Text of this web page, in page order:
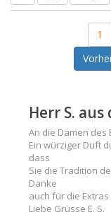
1
Herr S.
An die Damen des
Ein würziger Duft
dass
Sie die Tradition
Danke
auch für die
Liebe Grüsse E. S.